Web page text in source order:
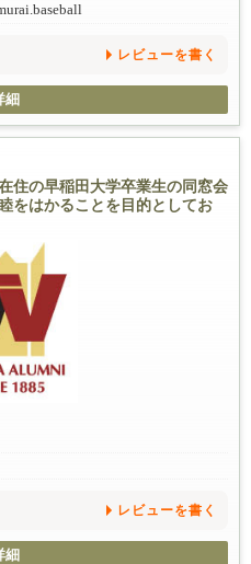
レビューを書く
細
住の早稲田大学卒業生の同窓会
をはかることを目的としてお
レビューを書く
細